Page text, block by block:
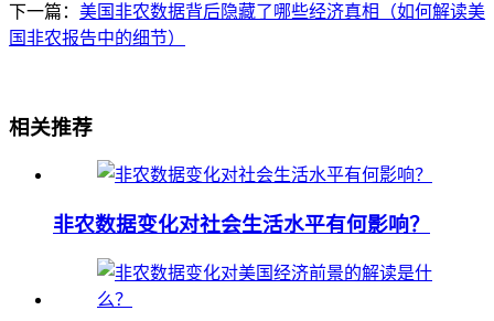
下一篇： 美国非农数据背后隐藏了哪些经济真相（如何解读美
国非农报告中的细节）
相关推荐
非农数据变化对社会生活水平有何影响？